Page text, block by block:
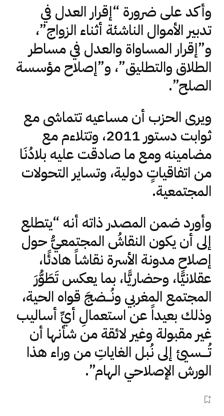
وأكد على ضرورة “إقرار العدل في
تدبير الأموال الناشئة أثناء الزواج”،
و”إقرار المساواة والعدل في مساطر
الطلاق والتطليق”، و”إصلاح مؤسسة
الصلح”.
ويرى الحزب أن مساعيه تتماشى مع
ثوابت دستور 2011، وتتلاءم مع
مضامينه ومع ما صادقت عليه بلادُنَا
من اتفاقياتٍ دولية، وتساير التحولات
المجتمعية.
وأورد ضمن المصدر ذاته أنه “يتطلع
إلى أن يكون النقاشُ المجتمعيُّ حول
إصلاح مدونة الأسرة نقاشاً هادئًا،
عقلانيًّا، وحضاريًّا، بما يعكس تَطَوُّرَ
المجتمع المغربي ونُـــضجَ قواه الحية،
وذلك بعيداً عن استعمالِ أيِّ أساليب
غير مقبولة وغير لائقة من شأنها أن
تُــــسيئ إلى نُبل الغاياتِ من وراء هذا
الورش الإصلاحي الهام”.